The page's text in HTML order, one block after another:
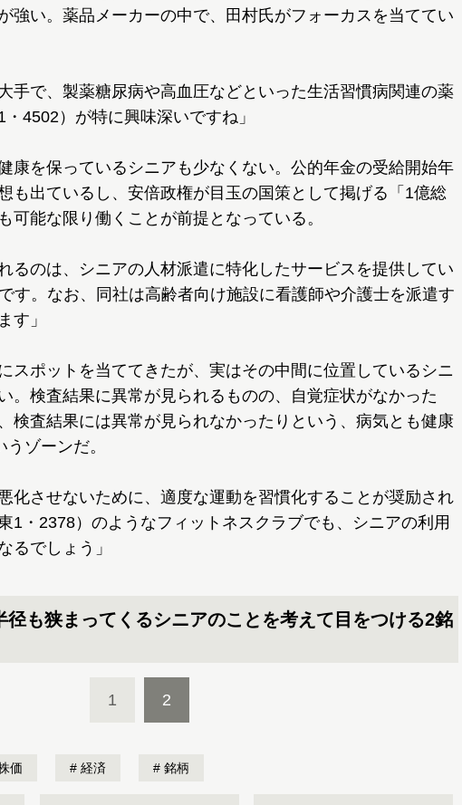
強い。薬品メーカーの中で、田村氏がフォーカスを当ててい
手で、製薬糖尿病や高血圧などといった生活習慣病関連の薬
4502）が特に興味深いですね」
康を保っているシニアも少なくない。公的年金の受給開始年
も出ているし、安倍政権が目玉の国策として掲げる「1億総
可能な限り働くことが前提となっている。
るのは、シニアの人材派遣に特化したサービスを提供してい
す。なお、同社は高齢者向け施設に看護師や介護士を派遣す
す」
スポットを当ててきたが、実はその中間に位置しているシニ
。検査結果に異常が見られるものの、自覚症状がなかった
検査結果には異常が見られなかったりという、病気とも健康
うゾーンだ。
化させないために、適度な運動を習慣化することが奨励され
1・2378）のようなフィットネスクラブでも、シニアの利用
るでしょう」
径も狭まってくるシニアのことを考えて目をつける2銘
1 2
価 経済 銘柄